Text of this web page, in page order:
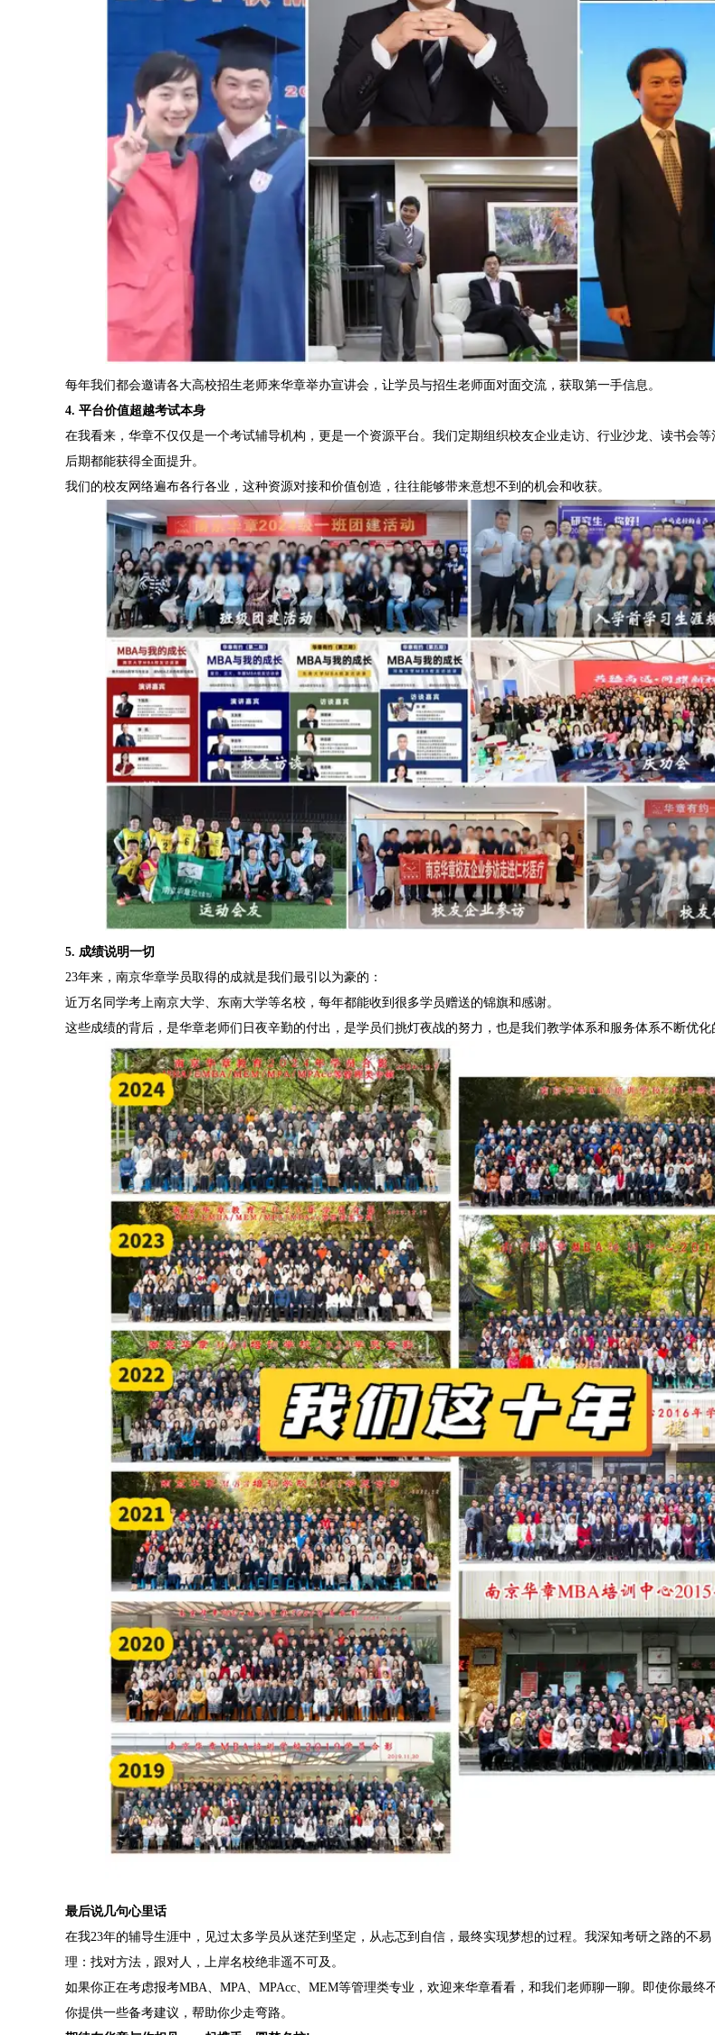
每年我们都会邀请各大高校招生老师来华章举办宣讲会，让学员与招生老师面对面交流，获取第一手信息。
4. 平台价值超越考试本身
在我看来，华章不仅仅是一个考试辅导机构，更是一个资源平台。我们定期组织校友企业走访、行业沙龙、读书会
后期都能获得全面提升。
我们的校友网络遍布各行各业，这种资源对接和价值创造，往往能够带来意想不到的机会和收获。
5. 成绩说明一切
23年来，南京华章学员取得的成就是我们最引以为豪的：
近万名同学考上南京大学、东南大学等名校，每年都能收到很多学员赠送的锦旗和感谢。
这些成绩的背后，是华章老师们日夜辛勤的付出，是学员们挑灯夜战的努力，也是我们教学体系和服务体系不断优化
最后说几句心里话
在我23年的辅导生涯中，见过太多学员从迷茫到坚定，从忐忑到自信，最终实现梦想的过程。我深知考研之路的不
理：找对方法，跟对人，上岸名校绝非遥不可及。
如果你正在考虑报考MBA、MPA、MPAcc、MEM等管理类专业，欢迎来华章看看，和我们老师聊一聊。即使你最终
你提供一些备考建议，帮助你少走弯路。